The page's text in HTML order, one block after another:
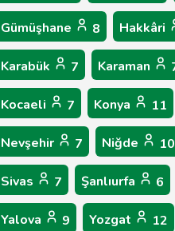
Gümüşhane 8 Hakkâri
Karabük 7 Karaman
Kocaeli 7 Konya 11
Nevşehir 7 Niğde 10
Sivas 7 Şanlıurfa 6
Yalova 9 Yozgat 12